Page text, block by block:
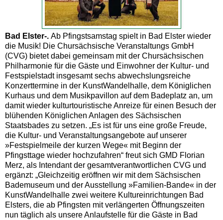
Bad Elster-. Ab Pfingstsamstag spielt in Bad Elster wieder
die Musik! Die Chursächsische Veranstaltungs GmbH
(CVG) bietet dabei gemeinsam mit der Chursächsischen
Philharmonie für die Gäste und Einwohner der Kultur- und
Festspielstadt insgesamt sechs abwechslungsreiche
Konzerttermine in der KunstWandelhalle, dem Königlichen
Kurhaus und dem Musikpavillon auf dem Badeplatz an, um
damit wieder kulturtouristische Anreize für einen Besuch der
blühenden Königlichen Anlagen des Sächsischen
Staatsbades zu setzen. „Es ist für uns eine große Freude,
die Kultur- und Veranstaltungsangebote auf unserer
»Festspielmeile der kurzen Wege« mit Beginn der
Pfingsttage wieder hochzufahren“ freut sich GMD Florian
Merz, als Intendant der gesamtverantwortlichen CVG und
ergänzt: „Gleichzeitig eröffnen wir mit dem Sächsischen
Bademuseum und der Ausstellung »Familien-Bande« in der
KunstWandelhalle zwei weitere Kultureinrichtungen Bad
Elsters, die ab Pfingsten mit verlängerten Öffnungszeiten
nun täglich als unsere Anlaufstelle für die Gäste in Bad